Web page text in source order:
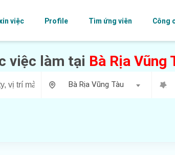
việc Profile Tìm ứng viên Công
việc làm tại Bà Rịa Vũng
Bà Rịa Vũng Tàu